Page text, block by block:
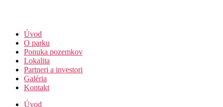
Úvod
O parku
Ponuka pozemkov
Lokalita
Partneri a investori
Galéria
Kontakt
Úvod